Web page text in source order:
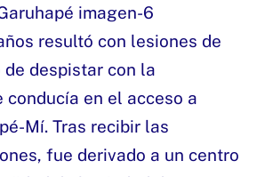
resultó con lesiones de
despistar con la
conducía en el acceso a
Mí. Tras recibir las
fue derivado a un centro